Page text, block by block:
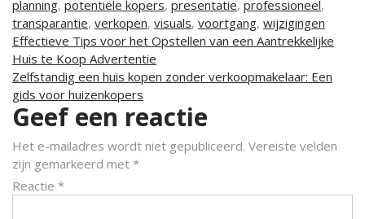
planning, potentiële kopers, presentatie, professioneel,
transparantie, verkopen, visuals, voortgang, wijzigingen
Berichtnavigatie
Effectieve Tips voor het Opstellen van een Aantrekkelijke
Huis te Koop Advertentie
Zelfstandig een huis kopen zonder verkoopmakelaar: Een
gids voor huizenkopers
Geef een reactie
Het e-mailadres wordt niet gepubliceerd. Vereiste velden
zijn gemarkeerd met *
Reactie *